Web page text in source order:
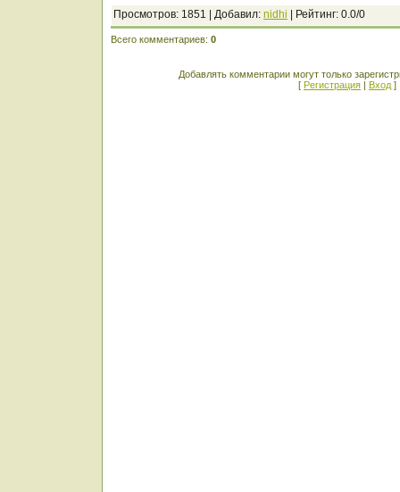
Просмотров: 1851 | Добавил: nidhi | Рейтинг: 0.0/0
Всего комментариев: 0
Добавлять комментарии могут только
[ Регистрация | Вход ]